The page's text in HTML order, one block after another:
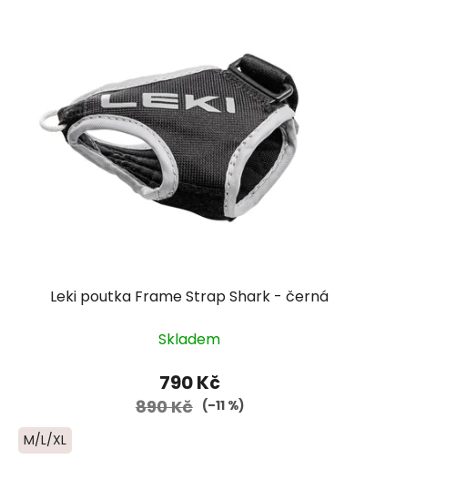
Leki poutka Frame Strap Shark - černá
Skladem
790 Kč
890 Kč (–11 %)
M/L/XL